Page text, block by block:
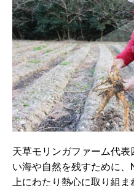
天草モリンガファーム代
い海や自然を残すために
上にわたり熱心に取り組ま